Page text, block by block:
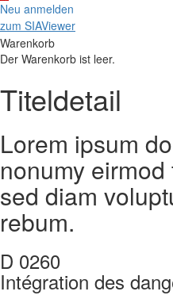
Neu anmelden
zum SIAViewer
Warenkorb
Der Warenkorb ist leer.
Titeldetail
Lorem ipsum
nonumy
sed diam
rebum.
D 0260
Intégration des